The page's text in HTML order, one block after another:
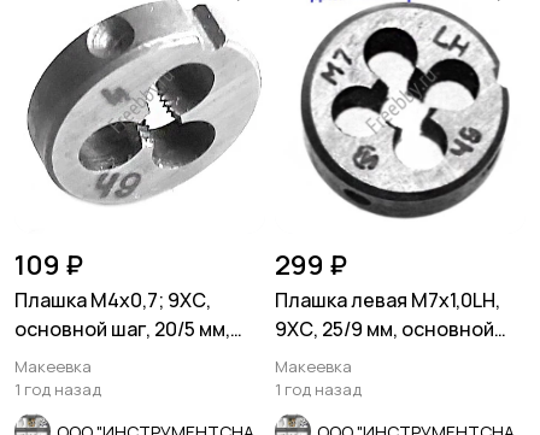
109 ₽
Плашка М4х0,7; 9ХС,
основной шаг, 20/5 мм,
ГОСТ 7740-71, СССР.
Макеевка
1 год назад
299 ₽
Плашка левая М7х1,0LH,
9ХС, 25/9 мм, основной
шаг, ГОСТ 9740-71.
Макеевка
1 год назад